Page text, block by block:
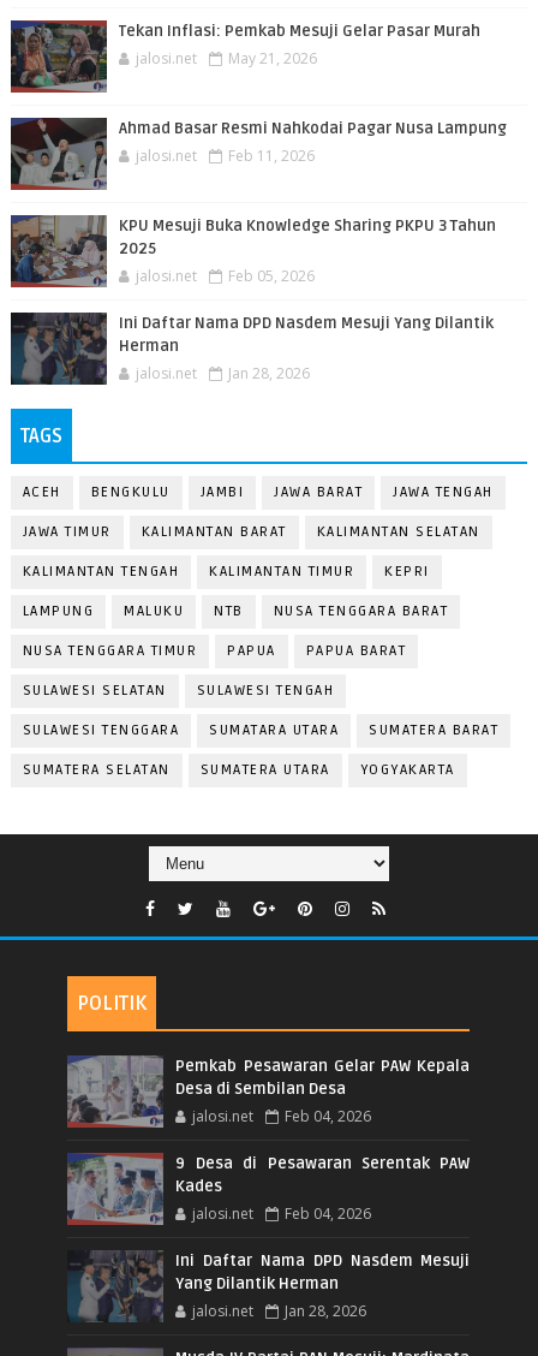
Tekan Inflasi: Pemkab Mesuji Gelar Pasar Murah
jalosi.net May 21, 2026
Ahmad Basar Resmi Nahkodai Pagar Nusa Lampung
jalosi.net Feb 11, 2026
KPU Mesuji Buka Knowledge Sharing PKPU 3 Tahun
2025
jalosi.net Feb 05, 2026
Ini Daftar Nama DPD Nasdem Mesuji Yang Dilantik
Herman
jalosi.net Jan 28, 2026
TAGS
ACEH BENGKULU JAMBI JAWA BARAT JAWA TENGAH
JAWA TIMUR KALIMANTAN BARAT KALIMANTAN SELATAN
KALIMANTAN TENGAH KALIMANTAN TIMUR KEPRI
LAMPUNG MALUKU NTB NUSA TENGGARA BARAT
NUSA TENGGARA TIMUR PAPUA PAPUA BARAT
SULAWESI SELATAN SULAWESI TENGAH
SULAWESI TENGGARA SUMATARA UTARA SUMATERA BARAT
SUMATERA SELATAN SUMATERA UTARA YOGYAKARTA
POLITIK
Pemkab Pesawaran Gelar PAW Kepala
Desa di Sembilan Desa
jalosi.net Feb 04, 2026
9 Desa di Pesawaran Serentak PAW
Kades
jalosi.net Feb 04, 2026
Ini Daftar Nama DPD Nasdem Mesuji
Yang Dilantik Herman
jalosi.net Jan 28, 2026